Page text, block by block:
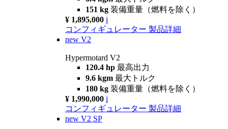
151 kg 装備重量（燃料を除く）
¥ 1,895,000 i
コンフィギュレーター 製品詳細
new V2
Hypermotard V2
120.4 hp 最高出力
9.6 kgm 最大トルク
180 kg 装備重量（燃料を除く）
¥ 1,990,000 i
コンフィギュレーター 製品詳細
new V2 SP